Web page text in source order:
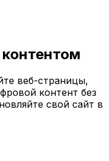
веб-страницы,
контент без
свой сайт в